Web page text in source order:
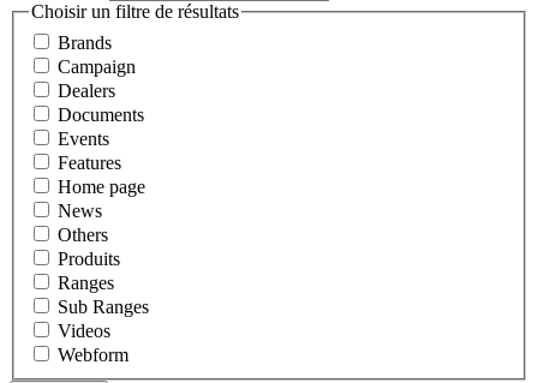
Choisir un filtre de résultats
Brands
Campaign
Dealers
Documents
Events
Features
Home page
News
Others
Produits
Ranges
Sub Ranges
Videos
Webform